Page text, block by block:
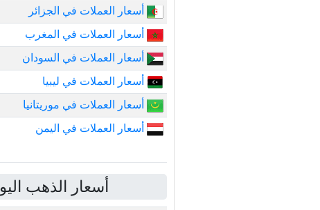
أسعار العملات في الجزائر
أسعار العملات في المغرب
أسعار العملات في السودان
أسعار العملات في ليبيا
أسعار العملات في موريتانيا
أسعار العملات في اليمن
أسعار الذهب